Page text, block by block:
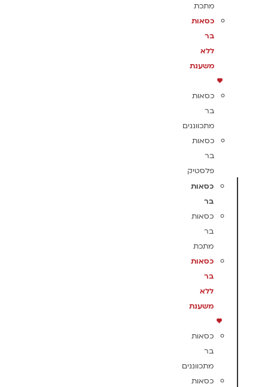
מתכת
כסאות
בר
ללא
משענת
כסאות
בר
מתכווננים
כסאות
בר
פלסטיק
כסאות
בר
כסאות
בר
מתכת
כסאות
בר
ללא
משענת
כסאות
בר
מתכווננים
כסאות